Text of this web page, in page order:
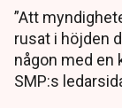
”Att
rusat i höjden
någon med en
SMP:s